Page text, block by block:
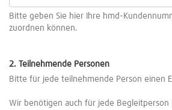
Bitte geben Sie hier Ihre hmd-
zuordnen können.
2. Teilnehmende Personen
Bitte für jede teilnehmende Person einen
Wir benötigen auch für jede